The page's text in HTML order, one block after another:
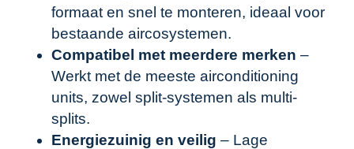
formaat en snel te monteren, ideaal voor
bestaande aircosystemen.
Compatibel met meerdere merken –
Werkt met de meeste airconditioning
units, zowel split-systemen als multi-
splits.
Energiezuinig en veilig – Lage